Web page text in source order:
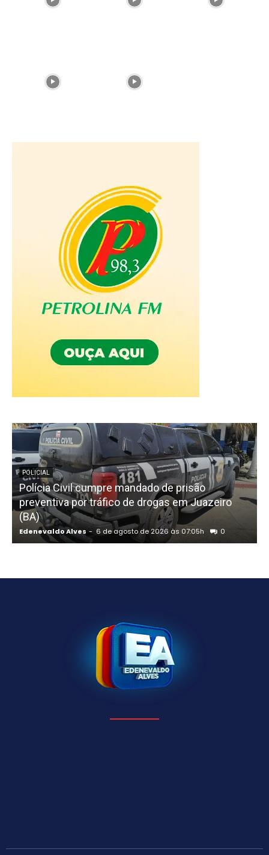
POLICIAL
Polícia Civil cumpre mandado de prisão
preventiva por tráfico de drogas em Juazeiro
(BA)
Edenevaldo Alves - 6 de agosto de 2026 às 07:05h 0